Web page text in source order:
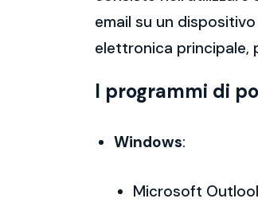
email su un
elettronica principale,
I programmi di
Windows:
Microsoft